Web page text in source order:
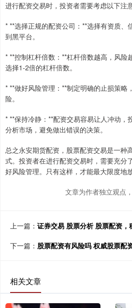
进行配资交易时，投资者需要考虑以下注
* **选择正规的配资公司：**选择有资质、
到黑平台。
* **控制杠杆倍数：**杠杆倍数越高，风险
选择1-2倍的杠杆倍数。
* **做好风险管理：**制定明确的止损策略
险。
* **保持冷静：**配资交易容易让人冲动，
分析市场，避免做出错误的决策。
总之永安期货配资，股票配资交易是一种
式。投资者在进行配资交易时，需要充分
好风险管理。只有这样，才能最大限度地
文章为作者独立观点
上一篇： 证券交易 股票分析 股票配资
下一篇： 股票配资有风险吗 权威股票配
相关文章